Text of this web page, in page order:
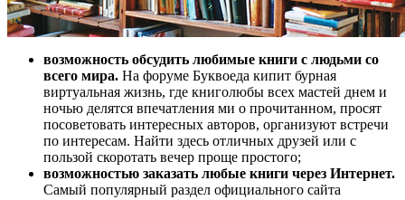
возможность обсудить любимые книги с людьми со
всего мира. На форуме Буквоеда кипит бурная
виртуальная жизнь, где книголюбы всех мастей днем и
ночью делятся впечатления ми о прочитанном, просят
посоветовать интересных авторов, организуют встречи
по интересам. Найти здесь отличных друзей или с
пользой скоротать вечер проще простого;
возможностью заказать любые книги через Интернет.
Самый популярный раздел официального сайта